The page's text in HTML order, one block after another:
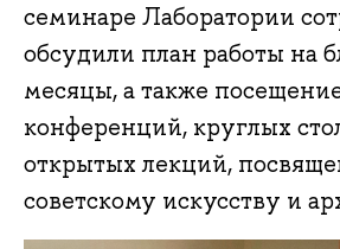
семинаре Лаборатории
обсудили план работы на
месяцы, а также
конференций, круглых
открытых лекций,
советскому искусству и